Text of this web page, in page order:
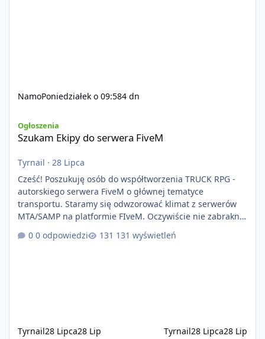
NamoPoniedziałek o 09:584 dn
Ogłoszenia
Szukam Ekipy do serwera FiveM
Tyrnail · 28 Lipca
Cześć! Poszukuję osób do współtworzenia TRUCK RPG -
autorskiego serwera FiveM o głównej tematyce
transportu. Staramy się odwzorować klimat z serwerów
MTA/SAMP na platformie FIveM. Oczywiście nie zabraknie
kontentu dla graczy którzy chcą robić coś innego niż
jeździć ciężarówką. Projekt tworzony jest od podstaw z
0 odpowiedzi 131 wyświetleń
Tyrnail28 Lipca28 Lip Tyrnail28 Lipca28 Lip